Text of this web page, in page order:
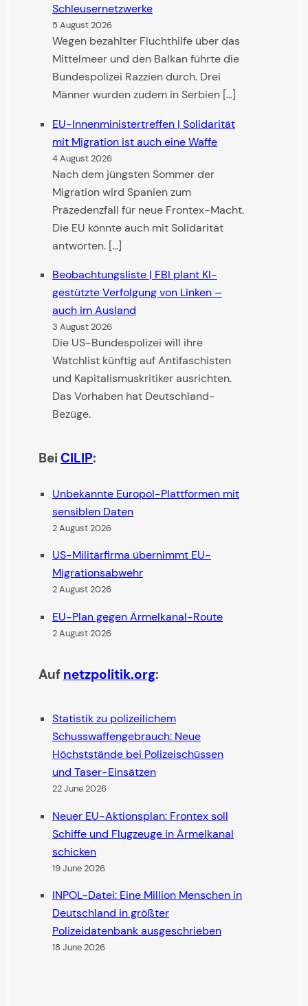
Schleusernetzwerke
5 August 2026
Wegen bezahlter Fluchthilfe über das
Mittelmeer und den Balkan führte die
Bundespolizei Razzien durch. Drei
Männer wurden zudem in Serbien […]
EU-Innenministertreffen | Solidarität
mit Migra­tion ist auch eine Waffe
4 August 2026
Nach dem jüngsten Sommer der
Migration wird Spanien zum
Präzedenzfall für neue Frontex-Macht.
Die EU könnte auch mit Solidarität
antworten. […]
Beobachtungsliste | FBI plant KI-
gestützte Verfolgung von Linken –
auch im Ausland
3 August 2026
Die US-Bundespolizei will ihre
Watchlist künftig auf Antifaschisten
und Kapitalismuskritiker ausrichten.
Das Vorhaben hat Deutschland-
Bezüge.
Bei CILIP:
Unbekannte Europol-Plattformen mit
sensiblen Daten
2 August 2026
US-Militärfirma übernimmt EU-
Migrationsabwehr
2 August 2026
EU-Plan gegen Ärmelkanal-Route
2 August 2026
Auf netzpolitik.org:
Statistik zu polizeilichem
Schusswaffengebrauch: Neue
Höchststände bei Polizeischüssen
und Taser-Einsätzen
22 June 2026
Neuer EU-Aktionsplan: Frontex soll
Schiffe und Flugzeuge in Ärmelkanal
schicken
19 June 2026
INPOL-Datei: Eine Million Menschen in
Deutschland in größter
Polizeidatenbank ausgeschrieben
18 June 2026